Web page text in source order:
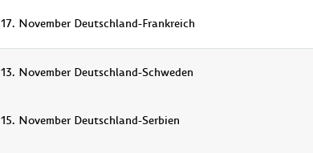
17. November Deutschland-Frankreich
13. November Deutschland-Schweden
15. November Deutschland-Serbien